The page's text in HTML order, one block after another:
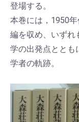
登場する。
本巻には，1950
編を収め、いずれ
学の出発点ととも
学者の軌跡。